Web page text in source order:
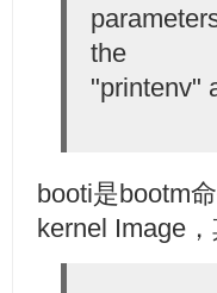
the
"printenv"
booti是bootm
kernel Image，